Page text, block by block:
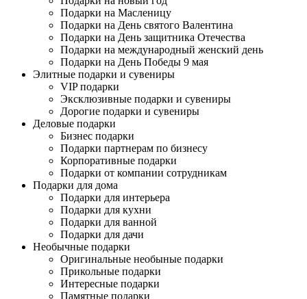
Подарки на Масленицу
Подарки на День святого Валентина
Подарки на День защитника Отечества
Подарки на международный женский день
Подарки на День Победы 9 мая
Элитные подарки и сувениры
VIP подарки
Эксклюзивные подарки и сувениры
Дорогие подарки и сувениры
Деловые подарки
Бизнес подарки
Подарки партнерам по бизнесу
Корпоративные подарки
Подарки от компании сотрудникам
Подарки для дома
Подарки для интерьера
Подарки для кухни
Подарки для ванной
Подарки для дачи
Необычные подарки
Оригинальные необыные подарки
Прикольные подарки
Интересные подарки
Памятные подарки